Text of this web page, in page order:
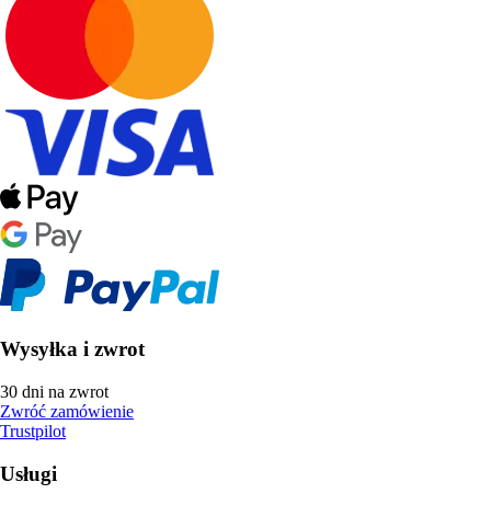
Wysyłka i zwrot
30 dni na zwrot
Zwróć zamówienie
Trustpilot
Usługi